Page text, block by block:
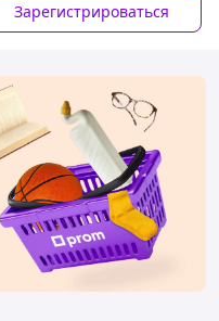
Зарегистрироваться